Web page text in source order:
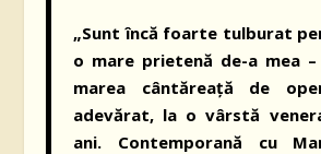
„Sunt încă foarte tulburat
o mare prietenă de-a mea –
marea cântăreață de
adevărat, la o vârstă
ani. Contemporană cu